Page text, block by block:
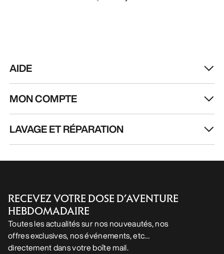
AIDE
MON COMPTE
LAVAGE ET RÉPARATION
RECEVEZ VOTRE DOSE D’AVENTURE
HEBDOMADAIRE
Toutes les actualités sur nos nouveautés, nos
offres exclusives, nos événements, etc…
directement dans votre boîte mail.